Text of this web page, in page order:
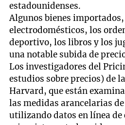
estadounidenses.
Algunos bienes
electrodomésticos, los
deportivo, los libros y los
una notable subida de
Los investigadores del
estudios sobre precios) de
Harvard, que están
las medidas arancelarias
utilizando datos en línea de